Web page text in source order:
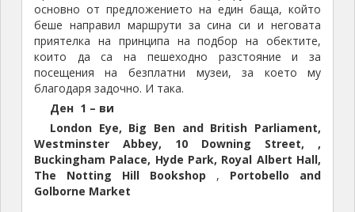
основно от предложението на един баща, който
беше направил маршрути за сина си и неговата
приятелка на принципа на подбор на обектите,
които да са на пешеходно разстояние и за
посещения на безплатни музеи, за което му
благодаря задочно. И така.
Ден 1 – ви
London Eye, Big Ben and British Parliament,
Westminster Abbey, 10 Downing Street, ,
Buckingham Palace, Hyde Park, Royal Albert Hall,
The Notting Hill Bookshop , Portobello and
Golborne Market